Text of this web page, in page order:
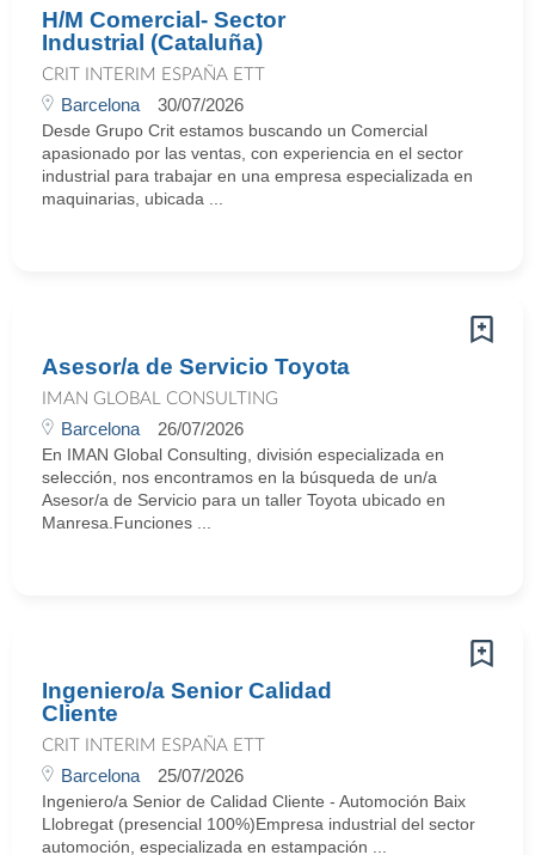
H/M Comercial- Sector
Industrial (Cataluña)
CRIT INTERIM ESPAÑA ETT
Barcelona 30/07/2026
Desde Grupo Crit estamos buscando un Comercial
apasionado por las ventas, con experiencia en el sector
industrial para trabajar en una empresa especializada en
maquinarias, ubicada ...
Asesor/a de Servicio Toyota
IMAN GLOBAL CONSULTING
Barcelona 26/07/2026
En IMAN Global Consulting, división especializada en
selección, nos encontramos en la búsqueda de un/a
Asesor/a de Servicio para un taller Toyota ubicado en
Manresa.Funciones ...
Ingeniero/a Senior Calidad
Cliente
CRIT INTERIM ESPAÑA ETT
Barcelona 25/07/2026
Ingeniero/a Senior de Calidad Cliente - Automoción Baix
Llobregat (presencial 100%)Empresa industrial del sector
automoción, especializada en estampación ...